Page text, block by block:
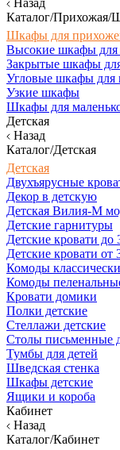
Назад
Каталог/Прихожая/
Шкафы для
Высокие шкафы для
Закрытые шкафы
Угловые шкафы для
Узкие шкафы
Шкафы для
Детская
Назад
Каталог/Детская
Детская
Двухъярусные
Декор в детскую
Детская Вилия-М
Детские гарнитуры
Детские кровати до
Детские кровати от
Комоды
Комоды
Кровати домики
Полки детские
Стеллажи детские
Столы письменные
Тумбы для детей
Шведская стенка
Шкафы детские
Ящики и короба
Кабинет
Назад
Каталог/Кабинет